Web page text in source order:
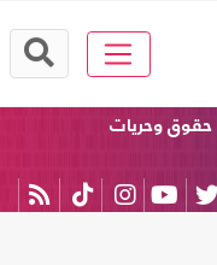
حقوق وحريات